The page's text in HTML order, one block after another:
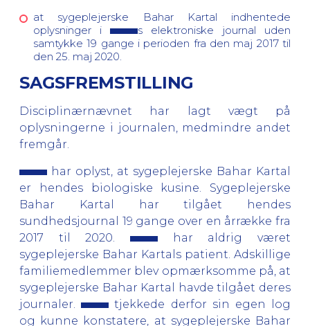
at sygeplejerske Bahar Kartal indhentede
oplysninger i
s elektroniske journal uden
samtykke 19 gange i perioden fra den maj 2017 til
den 25. maj 2020.
SAGSFREMSTILLING
Disciplinærnævnet har lagt vægt på
oplysningerne i journalen, medmindre andet
fremgår.
har oplyst, at sygeplejerske Bahar Kartal
er hendes biologiske kusine. Sygeplejerske
Bahar Kartal har tilgået hendes
sundhedsjournal 19 gange over en årrække fra
2017 til 2020.
har aldrig været
sygeplejerske Bahar Kartals patient. Adskillige
familiemedlemmer blev opmærksomme på, at
sygeplejerske Bahar Kartal havde tilgået deres
journaler.
tjekkede derfor sin egen log
og kunne konstatere, at sygeplejerske Bahar